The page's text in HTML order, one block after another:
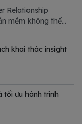
Relationship
mềm không thể
khai thác insight
tối ưu hành trình